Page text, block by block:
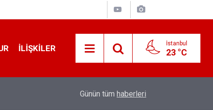
İLIŞKILER İstanbul
23 °C
Sıcak Havalarda Ödem Şikayetini Hafife
Günün tüm haberleri